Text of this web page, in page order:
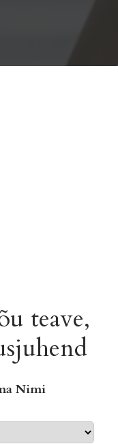
teave,
Nimi